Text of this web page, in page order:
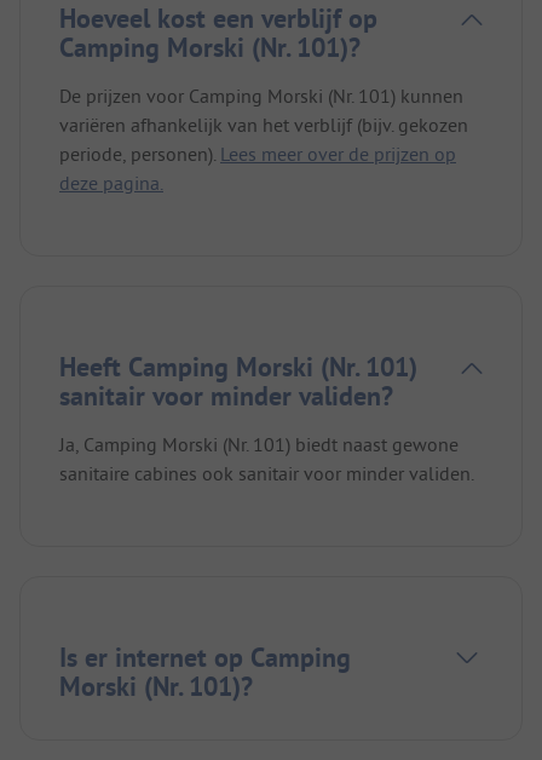
Hoeveel kost een verblijf op
Camping Morski (Nr. 101)?
De prijzen voor Camping Morski (Nr. 101) kunnen
variëren afhankelijk van het verblijf (bijv. gekozen
periode, personen). Lees meer over de prijzen op
deze pagina.
Heeft Camping Morski (Nr. 101)
sanitair voor minder validen?
Ja, Camping Morski (Nr. 101) biedt naast gewone
sanitaire cabines ook sanitair voor minder validen.
Is er internet op Camping
Morski (Nr. 101)?